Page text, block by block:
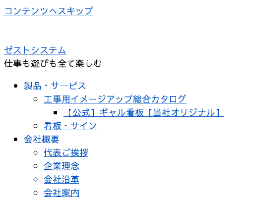
コンテンツへスキップ
ゼストシステム
仕事も遊びも全て楽しむ
製品・サービス
工事用イメージアップ総合カタログ
【公式】ギャル看板【当社オリジナル】
看板・サイン
会社概要
代表ご挨拶
企業理念
会社沿革
会社案内